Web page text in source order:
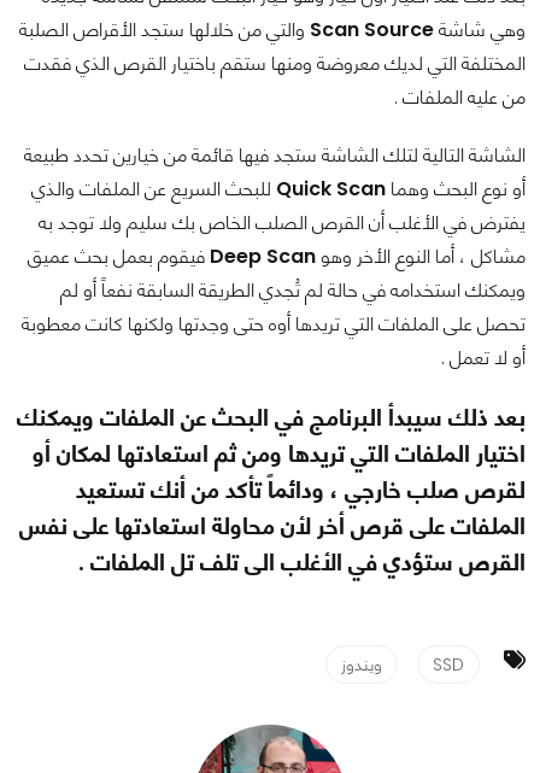
وهي شاشةScan Source والتي من خلالها ستجد الأقراص الصلبة
المختلفة التي لديك معروضة ومنها ستقم باختيار القرص الذي فقدت
من عليه الملفات .
الشاشة التالية لتلك الشاشة ستجد فيها قائمة من خيارين تحدد طبيعة
أو نوع البحث وهما Quick Scan للبحث السريع عن الملفات والذي
يفترض في الأغلب أن القرص الصلب الخاص بك سليم ولا توجد به
مشاكل ، أما النوع الأخر وهوDeep Scan فيقوم بعمل بحث عميق
ويمكنك استخدامه في حالة لم تُجدي الطريقة السابقة نفعاً أو لم
تحصل على الملفات التي تريدها أوه حتى وجدتها ولكنها كانت معطوبة
أو لا تعمل .
بعد ذلك سيبدأ البرنامج في البحث عن الملفات ويمكنك
اختيار الملفات التي تريدها ومن ثم استعادتها لمكان أو
لقرص صلب خارجي ، ودائماً تأكد من أنك تستعيد
الملفات على قرص أخر لأن محاولة استعادتها على نفس
القرص ستؤدي في الأغلب الى تلف تل الملفات .
SSD ويندوز